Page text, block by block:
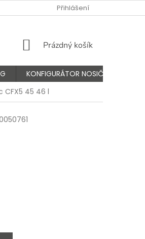
VÝMĚNA A VRÁCENÍ ZBOŽÍ
Přihlášení
NÁKUPNÍ
Prázdný košík
KONFIGURÁTOR NOSIČŮ
45 46 l